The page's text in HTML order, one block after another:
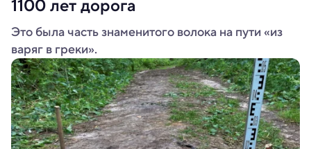
1100 лет дорога
Это была часть знаменитого волока на пути «из
варяг в греки».